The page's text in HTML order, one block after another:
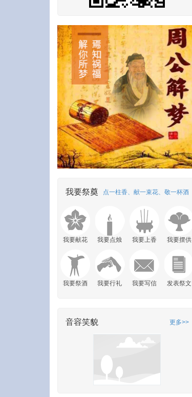
我要祭奠 点一柱香、献一束花、敬一杯酒
我要献花 我要点烛 我要上香 我要摆供
我要祭酒 我要行礼 我要写信 发表祭文
音容笑貌 更多>>